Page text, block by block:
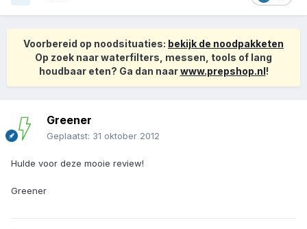
Voorbereid op noodsituaties: bekijk de noodpakketen
Op zoek naar waterfilters, messen, tools of lang
houdbaar eten? Ga dan naarwww.prepshop.nl!
Greener
Geplaatst: 31 oktober 2012
Hulde voor deze mooie review!
Greener